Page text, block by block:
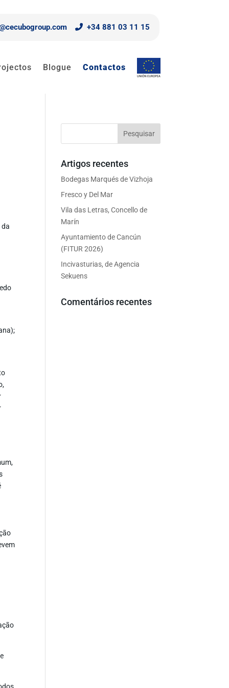
+34 881 03 11 15
Blogue Contactos
da
Artigos recentes
Bodegas Marqués de Vizhoja
Fresco y Del Mar
Vila das Letras, Concello de
Marín
Ayuntamiento de Cancún
(FITUR 2026)
Incivasturias, de Agencia
Sekuens
Comentários recentes